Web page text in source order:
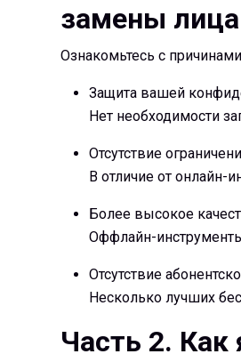
замены
Ознакомьтесь с
Защита вашей
Нет необходимости
Отсутствие
В отличие от онлайн-
Более высокое
Оффлайн-
Отсутствие
Несколько лучших
Часть 2.